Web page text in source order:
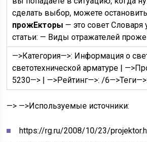
сделать выбор, можете
прожЕкторы — это совет Словаря
статьи: — Виды отражателей
—>Категория—>: Информация о
светотехнической арматуре |
5230—> | —>Рейтинг—>: /6—>Теги—>:
—> —>Используемые источники:
https://rg.ru/2008/10/23/